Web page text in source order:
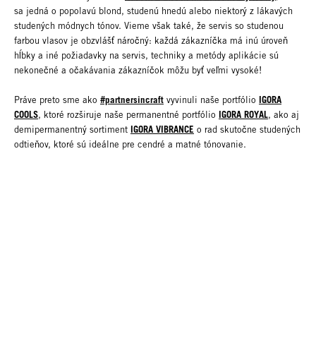
sa jedná o popolavú blond, studenú hnedú alebo niektorý z lákavých
studených módnych tónov. Vieme však také, že servis so studenou
farbou vlasov je obzvlášť náročný: každá zákazníčka má inú úroveň
hĺbky a iné požiadavky na servis, techniky a metódy aplikácie sú
nekonečné a očakávania zákazníčok môžu byť veľmi vysoké!
Práve preto sme ako #partnersincraft vyvinuli naše portfólio IGORA
COOLS, ktoré rozširuje naše permanentné portfólio IGORA ROYAL, ako aj
demipermanentný sortiment IGORA VIBRANCE o rad skutočne studených
odtieňov, ktoré sú ideálne pre cendré a matné tónovanie.